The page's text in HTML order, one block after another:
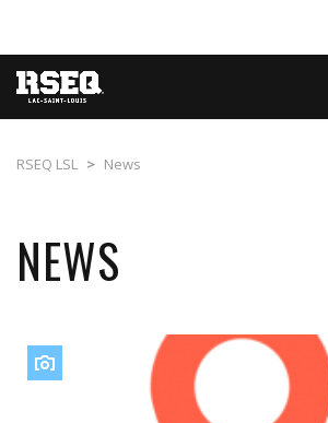
RSEQ LSL > News
NEWS